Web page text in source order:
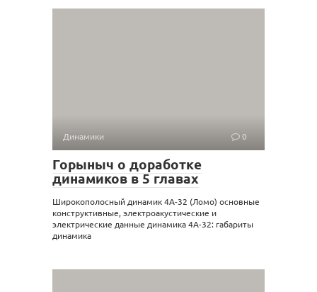
Динамики 0
Горыныч о доработке
динамиков в 5 главах
Широкополосный динамик 4А-32 (Ломо) основные
конструктивные, электроакустические и
электрические данные динамика 4А-32: габариты
динамика